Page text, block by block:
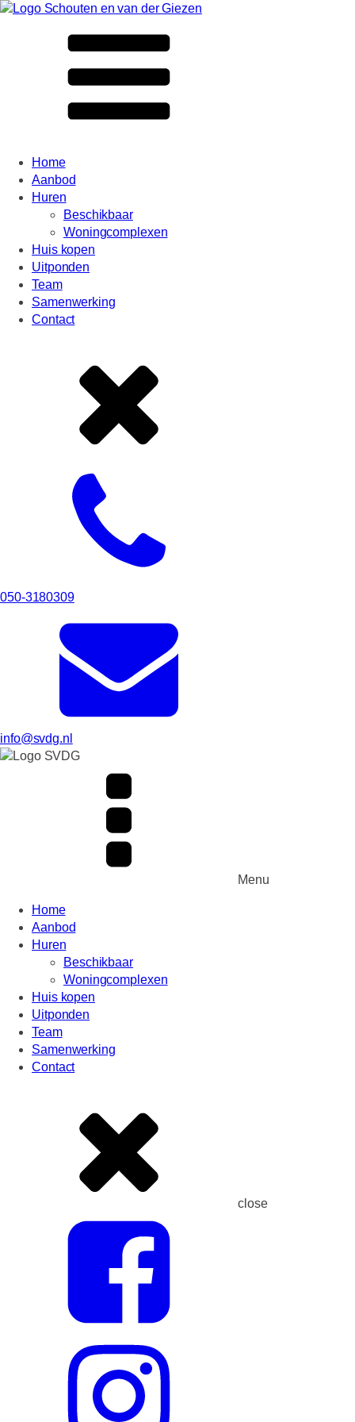
Home
Aanbod
Huren
Beschikbaar
Woningcomplexen
Huis kopen
Uitponden
Team
Samenwerking
Contact
050-3180309
info@svdg.nl
Menu
Home
Aanbod
Huren
Beschikbaar
Woningcomplexen
Huis kopen
Uitponden
Team
Samenwerking
Contact
close